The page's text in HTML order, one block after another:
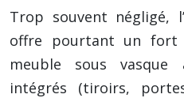
Trop souvent négligé,
offre pourtant un fort
meuble sous vasque
intégrés (tiroirs,